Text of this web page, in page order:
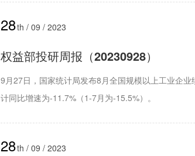
28th / 09 / 2023
权益部投研周报（20230928）
9月27日，国家统计局发布8月全国规模以上工业企
计同比增速为-11.7%（1-7月为-15.5%）。
28th / 09 / 2023